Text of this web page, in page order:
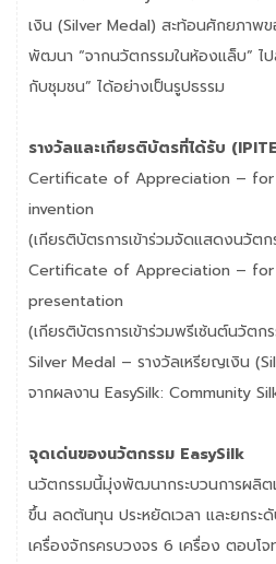
เงิน (Silver Medal) สะท้อนศักยภาพ
พัฒนา “จากนวัตกรรมในห้องแล็บ” ไ
กับชุมชน” ได้อย่างเป็นรูปธรรม
รางวัลและเกียรติบัตรที่ได้รับ
Certificate of Appreciation –
invention
(เกียรติบัตรการเข้าร่วมจัดแสดงนวัตก
Certificate of Appreciation – for
presentation
(เกียรติบัตรการเข้าร่วมพรีเซ้นต์นวัตก
Silver Medal – รางวัลเหรียญเงิน
จากผลงาน EasySilk: Community
จุดเด่นของนวัตกรรม EasySilk
นวัตกรรมนี้มุ่งพัฒนากระบวนการผลิต
ขึ้น ลดต้นทุน ประหยัดเวลา และยกระ
เครื่องจักรครบวงจร 6 เครื่อง ตอบโ